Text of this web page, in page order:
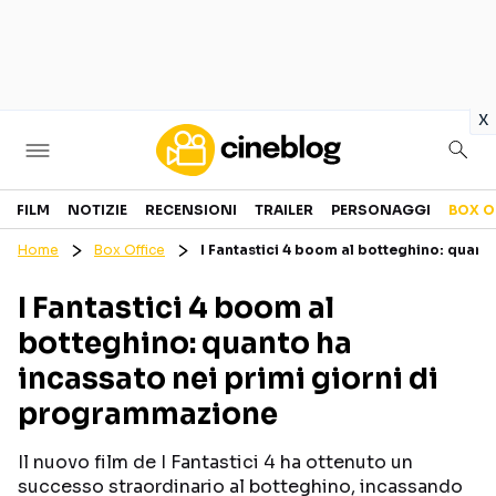
x
Cinema
GENERI
PERSONAGGI
CANALI STREAMING
Categorie
NOTIZIE
TRAILER
FILM NOTIZIE RECENSIONI TRAILER PERSONAGGI BOX
Home Box Office I Fantastici 4 boom al botteghino:
I Fantastici 4 boom al
botteghino: quanto ha
incassato nei primi giorni di
programmazione
Il nuovo film de I Fantastici 4 ha ottenuto un
successo straordinario al botteghino, incassando